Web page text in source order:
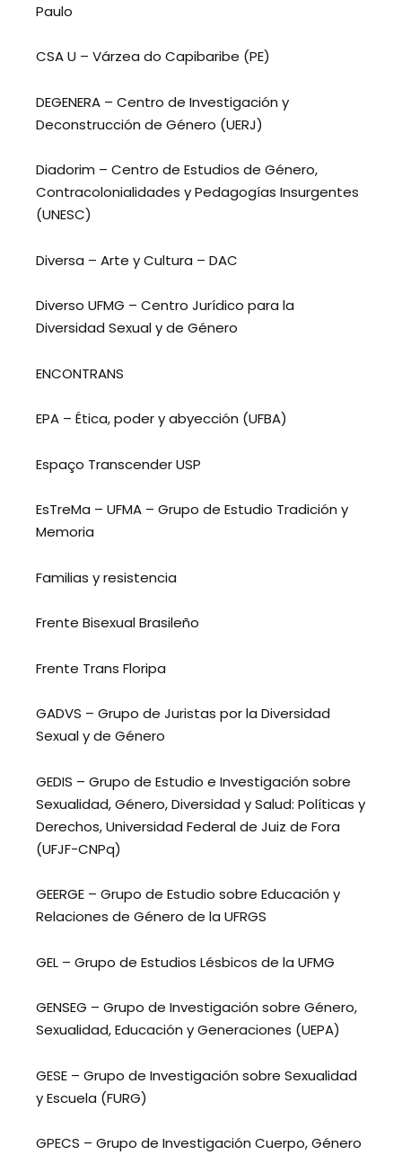
Paulo
CSA U – Várzea do Capibaribe (PE)
DEGENERA – Centro de Investigación y
Deconstrucción de Género (UERJ)
Diadorim – Centro de Estudios de Género,
Contracolonialidades y Pedagogías Insurgentes
(UNESC)
Diversa – Arte y Cultura – DAC
Diverso UFMG – Centro Jurídico para la
Diversidad Sexual y de Género
ENCONTRANS
EPA – Ética, poder y abyección (UFBA)
Espaço Transcender USP
EsTreMa – UFMA – Grupo de Estudio Tradición y
Memoria
Familias y resistencia
Frente Bisexual Brasileño
Frente Trans Floripa
GADVS – Grupo de Juristas por la Diversidad
Sexual y de Género
GEDIS – Grupo de Estudio e Investigación sobre
Sexualidad, Género, Diversidad y Salud: Políticas y
Derechos, Universidad Federal de Juiz de Fora
(UFJF-CNPq)
GEERGE – Grupo de Estudio sobre Educación y
Relaciones de Género de la UFRGS
GEL – Grupo de Estudios Lésbicos de la UFMG
GENSEG – Grupo de Investigación sobre Género,
Sexualidad, Educación y Generaciones (UEPA)
GESE – Grupo de Investigación sobre Sexualidad
y Escuela (FURG)
GPECS – Grupo de Investigación Cuerpo, Género